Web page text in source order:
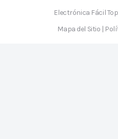
Electrónica Fácil Top
Mapa del Sitio |